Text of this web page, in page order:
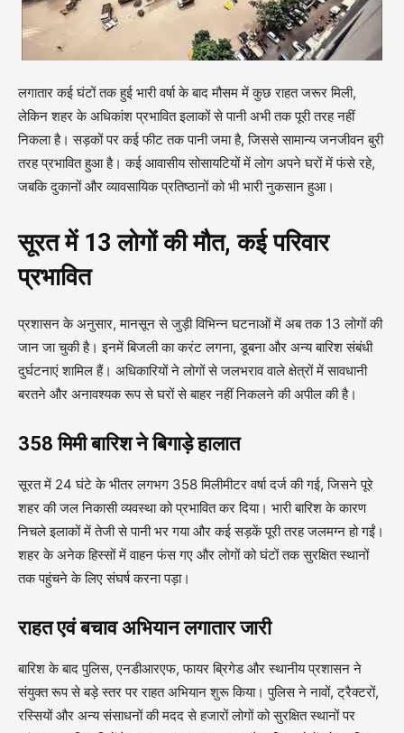
लगातार कई घंटों तक हुई भारी वर्षा के बाद मौसम में कुछ राहत जरूर मिली,
लेकिन शहर के अधिकांश प्रभावित इलाकों से पानी अभी तक पूरी तरह नहीं
निकला है। सड़कों पर कई फीट तक पानी जमा है, जिससे सामान्य जनजीवन बुरी
तरह प्रभावित हुआ है। कई आवासीय सोसायटियों में लोग अपने घरों में फंसे रहे,
जबकि दुकानों और व्यावसायिक प्रतिष्ठानों को भी भारी नुकसान हुआ।
सूरत में 13 लोगों की मौत, कई परिवार
प्रभावित
प्रशासन के अनुसार, मानसून से जुड़ी विभिन्न घटनाओं में अब तक 13 लोगों की
जान जा चुकी है। इनमें बिजली का करंट लगना, डूबना और अन्य बारिश संबंधी
दुर्घटनाएं शामिल हैं। अधिकारियों ने लोगों से जलभराव वाले क्षेत्रों में सावधानी
बरतने और अनावश्यक रूप से घरों से बाहर नहीं निकलने की अपील की है।
358 मिमी बारिश ने बिगाड़े हालात
सूरत में 24 घंटे के भीतर लगभग 358 मिलीमीटर वर्षा दर्ज की गई, जिसने पूरे
शहर की जल निकासी व्यवस्था को प्रभावित कर दिया। भारी बारिश के कारण
निचले इलाकों में तेजी से पानी भर गया और कई सड़कें पूरी तरह जलमग्न हो गईं।
शहर के अनेक हिस्सों में वाहन फंस गए और लोगों को घंटों तक सुरक्षित स्थानों
तक पहुंचने के लिए संघर्ष करना पड़ा।
राहत एवं बचाव अभियान लगातार जारी
बारिश के बाद पुलिस, एनडीआरएफ, फायर ब्रिगेड और स्थानीय प्रशासन ने
संयुक्त रूप से बड़े स्तर पर राहत अभियान शुरू किया। पुलिस ने नावों, ट्रैक्टरों,
रस्सियों और अन्य संसाधनों की मदद से हजारों लोगों को सुरक्षित स्थानों पर